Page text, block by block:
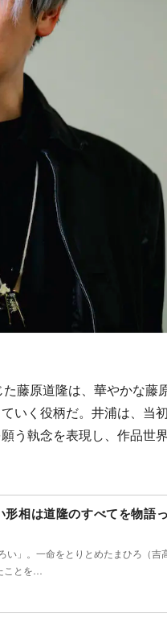
藤原道隆は、華やかな藤
いく役柄だ。井浦は、当
う執念を表現し、作品世
形相は道隆のすべてを物語
い」。一命をとりとめたまひろ（吉
とを…